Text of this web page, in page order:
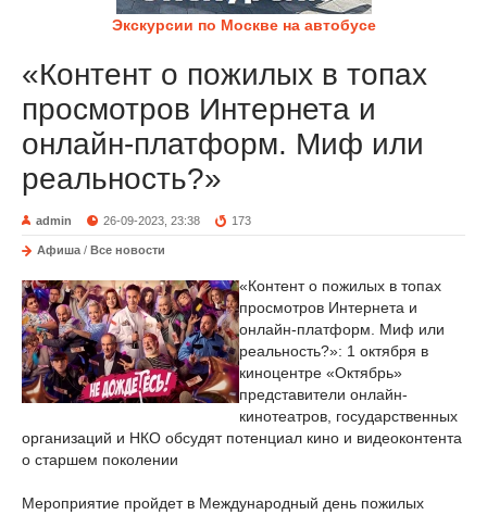
Экскурсии по Москве на автобусе
«Контент о пожилых в топах
просмотров Интернета и
онлайн-платформ. Миф или
реальность?»
admin 26-09-2023, 23:38 173
Афиша / Все новости
«Контент о пожилых в топах
просмотров Интернета и
онлайн-платформ. Миф или
реальность?»: 1 октября в
киноцентре «Октябрь»
представители онлайн-
кинотеатров, государственных
организаций и НКО обсудят потенциал кино и видеоконтента
о старшем поколении
Мероприятие пройдет в Международный день пожилых